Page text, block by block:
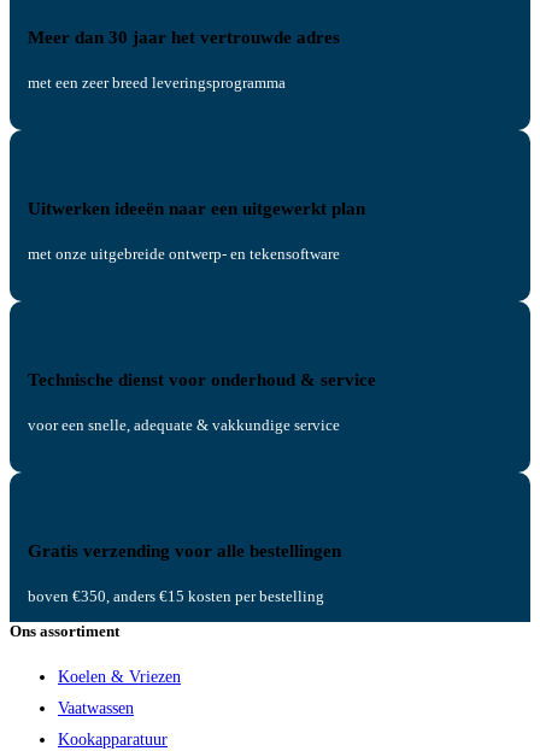
Meer dan 30 jaar het vertrouwde adres
met een zeer breed leveringsprogramma
Uitwerken ideeën naar een uitgewerkt plan
met onze uitgebreide ontwerp- en tekensoftware
Technische dienst voor onderhoud & service
voor een snelle, adequate & vakkundige service
Gratis verzending voor alle bestellingen
boven €350, anders €15 kosten per bestelling
Ons assortiment
Koelen & Vriezen
Vaatwassen
Kookapparatuur